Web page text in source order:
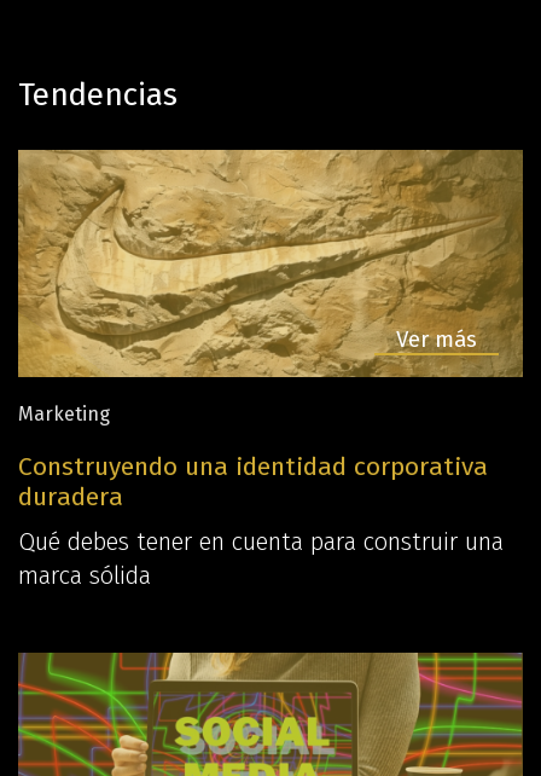
Artymax
App, audioguías y tours
virtuales
Tendencias
Ver más
Marketing
Construyendo una identidad corporativa
duradera
Qué debes tener en cuenta para construir una
marca sólida